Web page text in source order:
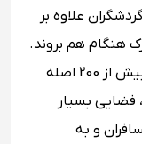
علاوه بر
هنگام هم بروند.
محوطه سرسبز بسیار زیبای این پارک با بیش از 200 اصله
فضایی بسیار
و به